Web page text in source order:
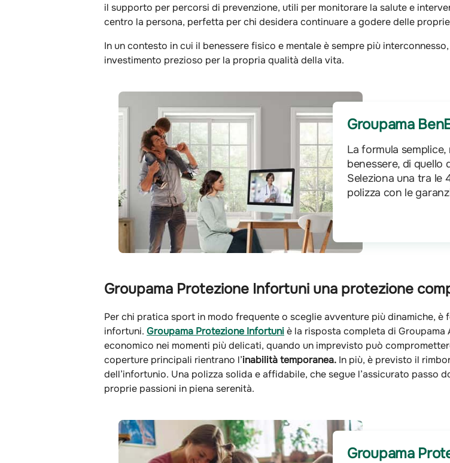
il supporto per percorsi di prevenzione, utili per monitorare la salute e
centro la persona, perfetta per chi desidera continuare a godere delle
In un contesto in cui il benessere fisico e mentale è sempre più
investimento prezioso per la propria qualità della vita.
Groupama
La formula
benessere, di quello
Seleziona una tra le
polizza con le
Groupama Protezione Infortuni una protezione
Per chi pratica sport in modo frequente o sceglie avventure più dinamiche,
infortuni. Groupama Protezione Infortuniè la risposta completa di
economico nei momenti più delicati, quando un imprevisto può
coperture principali rientrano l’inabilità temporanea. In più, è previsto il
dell’infortunio. Una polizza solida e affidabile, che segue l’assicurato passo
proprie passioni in piena serenità.
Groupama